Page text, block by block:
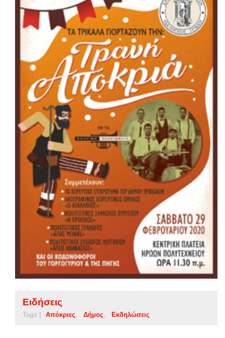
Ειδήσεις
Tags | Απόκριες Δήμος Εκδηλώσεις